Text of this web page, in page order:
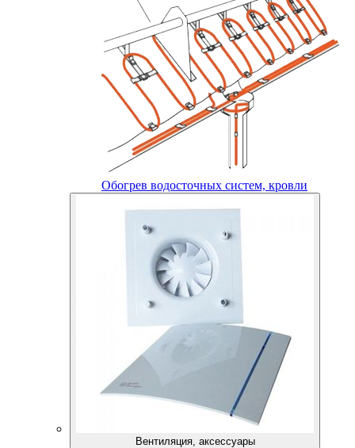
Обогрев водосточных систем, кровли
Вентиляция, аксессуары